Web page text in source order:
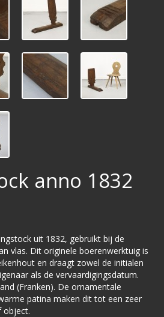
anno 1832
uit 1832, gebruikt bij de
vlas. Dit originele boerenwerktuig is
en draagt zowel de initialen
als de vervaardigingsdatum.
(Franken). De ornamentale
patina maken dit tot een zeer
object.